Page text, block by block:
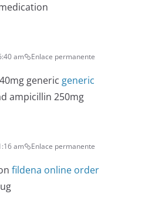
am Enlace permanente
generic generic
ampicillin 250mg
am Enlace permanente
fildena online order